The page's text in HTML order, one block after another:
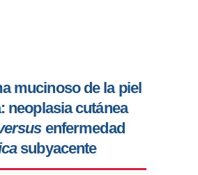
mucinoso de la piel
neoplasia cutánea
enfermedad
subyacente